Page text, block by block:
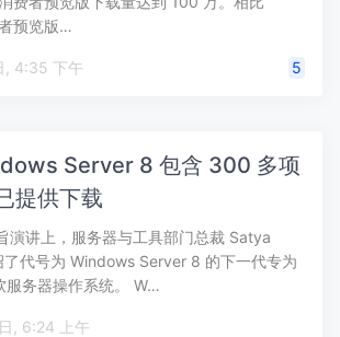
预览版…
2012 年 3 月 2 日, 4:35 下午 5
Server 8 包含 300 多项
提供下载
演讲上，服务器与工具部门总裁 Satya
代号为 Windows Server 8 的下一代专为
服务器操作系统。 W…
2011 年 9 月 15 日, 6:24 上午